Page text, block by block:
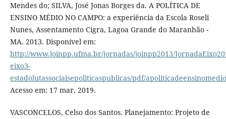
Mendes do; SILVA, José Jonas Borges da. A POLÍTICA DE
ENSINO MÉDIO NO CAMPO: a experiência da Escola Roseli
Nunes, Assentamento Cigra, Lagoa Grande do Maranhão -
MA. 2013. Disponível em:
http://www.joinpp.ufma.br/jornadas/joinpp2013/
eixo3-
estadolutassociaisepoliticaspublicas/pdf/
Acesso em: 17 mar. 2019.
VASCONCELOS, Celso dos Santos. Planejamento: Projeto de